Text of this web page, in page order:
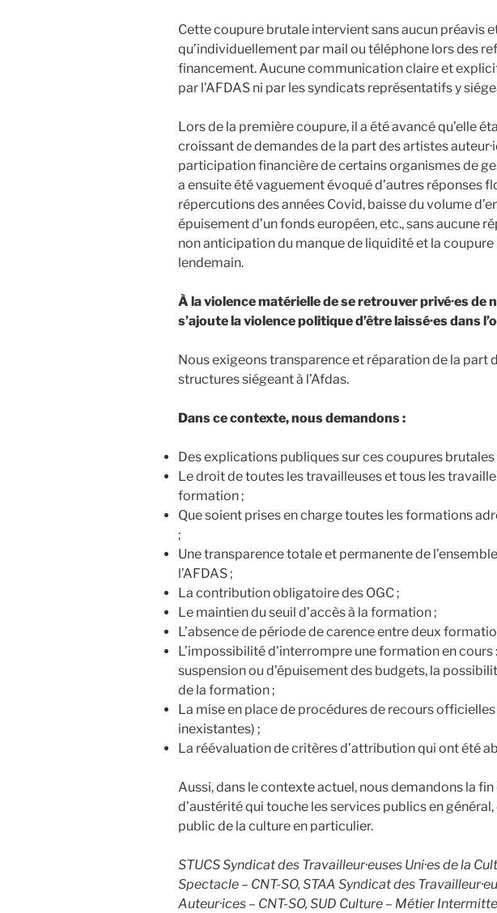
Cette coupure brutale intervient sans aucun préavis
qu’individuellement par mail ou téléphone lors des
financement. Aucune communication claire et
par l’AFDAS ni par les syndicats représentatifs y
Lors de la première coupure, il a été avancé qu’elle
croissant de demandes de la part des artistes
participation financière de certains organismes de
a ensuite été vaguement évoqué d’autres réponses
répercutions des années Covid, baisse du volume
épuisement d’un fonds européen, etc., sans aucune
non anticipation du manque de liquidité et la coupure
lendemain.
À la violence matérielle de se retrouver privé·es de
s’ajoute la violence politique d’être laissé·es dans
Nous exigeons transparence et réparation de la part
structures siégeant à l’Afdas.
Dans ce contexte, nous demandons :
Des explications publiques sur ces coupures brutales
Le droit de toutes les travailleuses et tous les
formation ;
Que soient prises en charge toutes les formations
;
Une transparence totale et permanente de
l’AFDAS ;
La contribution obligatoire des OGC ;
Le maintien du seuil d’accès à la formation ;
L’absence de période de carence entre deux
L’impossibilité d’interrompre une formation en cours
suspension ou d’épuisement des budgets, la
de la formation ;
La mise en place de procédures de recours
inexistantes) ;
La réévaluation de critères d’attribution qui ont été
Aussi, dans le contexte actuel, nous demandons la
d’austérité qui touche les services publics en
public de la culture en particulier.
STUCS Syndicat des Travailleur·euses Uni·es de la
Spectacle – CNT-SO, STAA Syndicat des
Auteur·ices – CNT-SO, SUD Culture – Métier